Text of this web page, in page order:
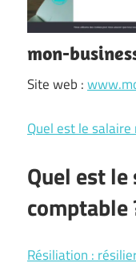
mon-
Site web :
Quel est le salaire
Quel est le
comptable
Résiliation :